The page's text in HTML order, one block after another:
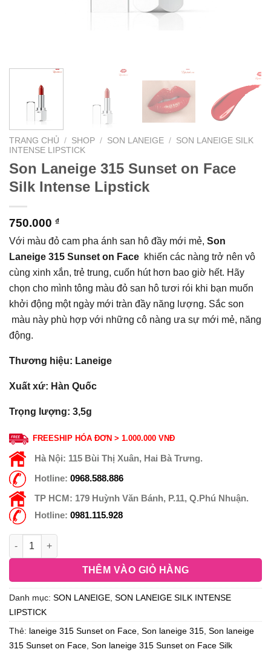
TRANG CHỦ / SHOP / SON LANEIGE / SON LANEIGE SILK
INTENSE LIPSTICK
Son Laneige 315 Sunset on Face
Silk Intense Lipstick
750.000 ₫
Với màu đỏ cam pha ánh san hô đầy mới mẻ, Son
Laneige 315 Sunset on Face khiến các nàng trở nên vô
cùng xinh xắn, trẻ trung, cuốn hút hơn bao giờ hết. Hãy
chọn cho mình tông màu đỏ san hô tươi rói khi bạn muốn
khởi động một ngày mới tràn đầy năng lượng. Sắc son
màu này phù hợp với những cô nàng ưa sự mới mẻ, năng
động.
Thương hiệu: Laneige
Xuất xứ: Hàn Quốc
Trọng lượng: 3,5g
FREESHIP HÓA ĐƠN > 1.000.000 VNĐ
Hà Nội: 115 Bùi Thị Xuân, Hai Bà Trưng.
Hotline: 0968.588.886
TP HCM: 179 Huỳnh Văn Bánh, P.11, Q.Phú Nhuận.
Hotline: 0981.115.928
THÊM VÀO GIỎ HÀNG
Danh mục: SON LANEIGE SON LANEIGE SILK INTENSE
LIPSTICK
Thẻ: laneige 315 Sunset on Face Son laneige 315 Son laneige
315 Sunset on Face Son laneige 315 Sunset on Face Silk